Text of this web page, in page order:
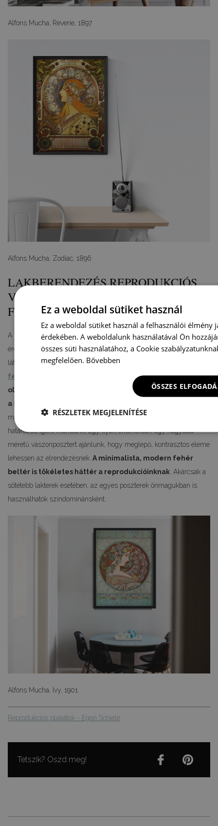
Alfons Mucha, Reverie, 1897
Alfons Mucha, Zodiac, 1896
LAKBERENDEZÉS REPRODUKCIÓS
VÁSZONPLAKÁTOK
FELHASZNÁLÁSÁVAL
A lakberendezésnek nem kell konzervatívnak lennie, de néha
érdemes kevésbé nyilvánvaló színkombinációkra és meglepő,
látszólag nem egyező elemekre fogadni.
festményeinek reprodukcióival
ellátott vászonposzterek
olyan kiegészítői, amelyek érdekes csavart jelenthetnek
a nyers stílusban fenntartott lakterekben.
megtört egy finom, virágokkal teli, ólomüveg kompozícióval - mi
határozott igent mondunk! Egy ilyen enteriőrben egy nagyobb
méretű vászonposztert ajánlunk, hogy meglepő, kontrasztos eleme
lehessen az elrendezésnek. A minimalista, modern fehér
beltér is tökéletes háttér a reprodukcióinknak . Akárcsak a
sötétebb lakterek esetében, az egyes poszterek önmagukban is
használhatók színdominánsként.
Alfons Mucha, Ivy, 1901
Reprodukciós plakátok - Egon Schiele
Tetszik? Oszd meg!
Ez a weboldal sütiket használ
Ez a weboldal sütiket használ a felhasználói élmény
érdekében. A weboldalunk használatával Ön
összes süti használatához, a Cookie
megfelelően. Bővebben
ÖSSZES
RÉSZLETEK MEGJELENÍTÉSE